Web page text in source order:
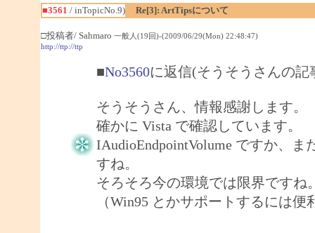
■3561 / inTopicNo.9) Re[3]: ArtTipsについて
□投稿者/ Sahmaro 一般人(19回)-(2009/06/29(Mon) 22:48:47)
http://ttp://ttp
■No3560に返信(そうそうさんの記
そうそうさん、情報感謝します。
確かに Vista で確認しています。
IAudioEndpointVolume ですか、
すね。
そろそろ今の環境では限界ですね
（Win95 とかサポートするには